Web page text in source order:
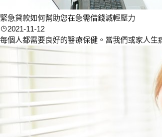
緊急貸款如何幫助您在急需借錢減輕壓力
2021-11-12
每個人都需要良好的醫療保健。當我們或家人